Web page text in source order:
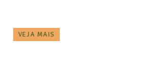
VEJA MAIS